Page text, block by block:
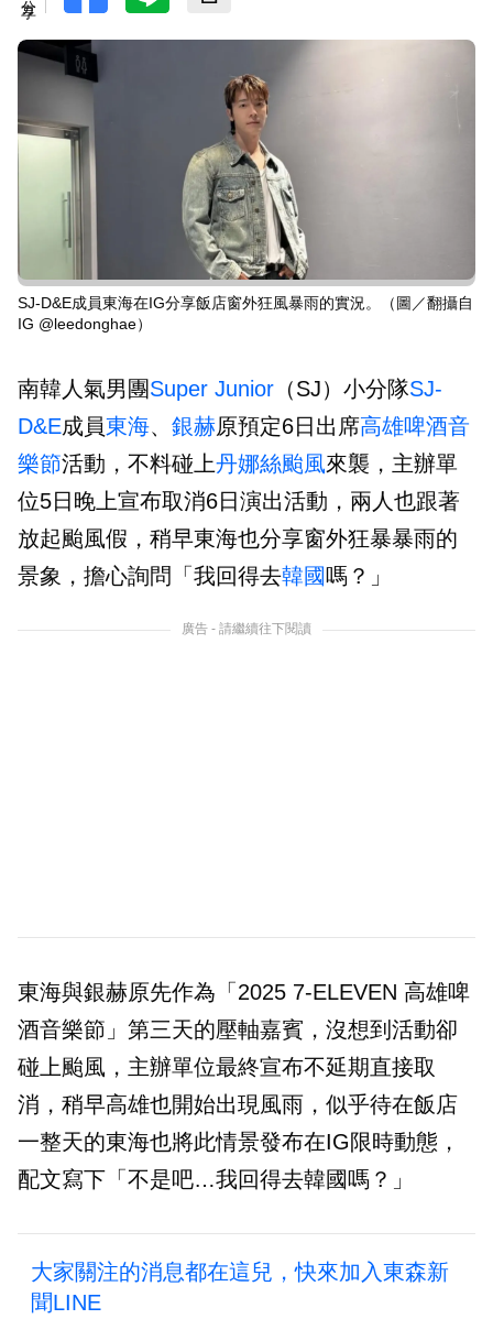
SJ-D&E成員東海在IG分享飯店窗外狂風暴雨的實況。（圖／翻攝自
IG @leedonghae）
南韓人氣男團Super Junior （SJ）小分隊SJ-
D&E成員東海、 銀赫原預定6日出席高雄啤酒音
樂節活動，不料碰上丹娜絲颱風來襲，主辦單
位5日晚上宣布取消6日演出活動，兩人也跟著
放起颱風假，稍早東海也分享窗外狂暴暴雨的
景象，擔心詢問「我回得去韓國嗎？」
廣告 - 請繼續往下閱讀
東海與銀赫原先作為「2025 7-ELEVEN 高雄啤
酒音樂節」第三天的壓軸嘉賓，沒想到活動卻
碰上颱風，主辦單位最終宣布不延期直接取
消，稍早高雄也開始出現風雨，似乎待在飯店
一整天的東海也將此情景發布在IG限時動態，
配文寫下「不是吧…我回得去韓國嗎？」
大家關注的消息都在這兒，快來加入東森新
聞LINE